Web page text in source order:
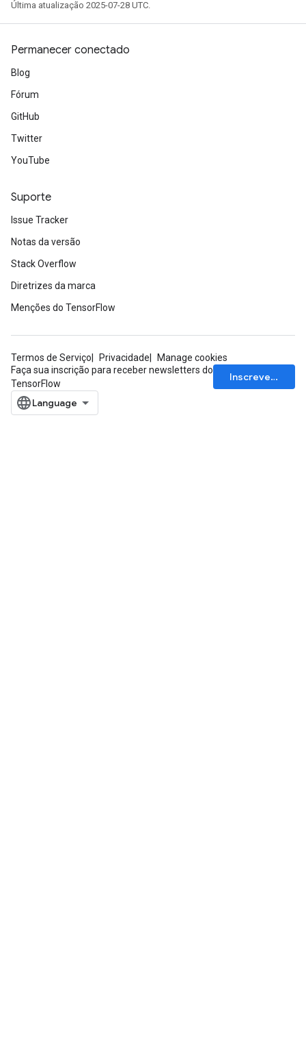
Última atualização 2025-07-28 UTC.
Permanecer conectado
Blog
Fórum
GitHub
Twitter
YouTube
Suporte
Issue Tracker
Notas da versão
Stack Overflow
Diretrizes da marca
Menções do TensorFlow
Termos de Serviço Privacidade
Manage cookies
Faça sua inscrição para receber newsletters do
TensorFlow
Inscrever-se